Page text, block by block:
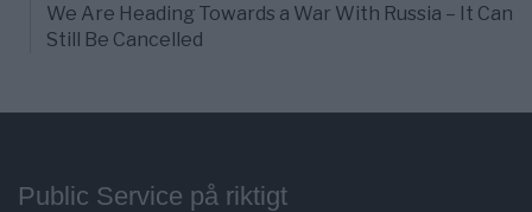
We Are Heading Towards a War With Russia – It Can
Still Be Cancelled
Public Service på riktigt